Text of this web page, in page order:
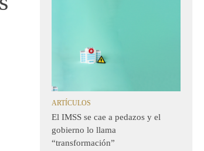
ARTÍCULOS
El IMSS se cae a pedazos y el
gobierno lo llama
“transformación”